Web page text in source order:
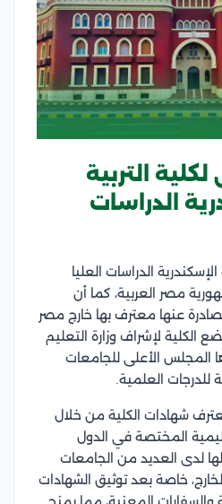
لكلية التربية
الدراسات
الدراسات العليا
مصر العربية، كما أن
عنها معترف بها خارج مصر
الكلية لإشراف وزارة التعليم
المجلس الأعلى للجامعات
للدرجات العلمية.
شهادات الكلية من خلال
المختصة في الدول
لدى العديد من الجامعات
خاصة بعد توثيق الشهادات